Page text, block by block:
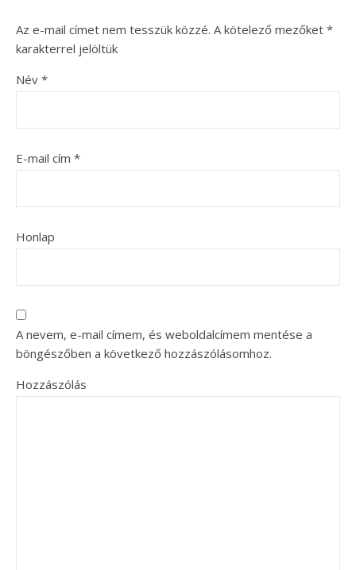
Az e-mail címet nem tesszük közzé. A kötelező mezőket *
karakterrel jelöltük
Név *
E-mail cím *
Honlap
A nevem, e-mail címem, és weboldalcímem mentése a
böngészőben a következő hozzászólásomhoz.
Hozzászólás